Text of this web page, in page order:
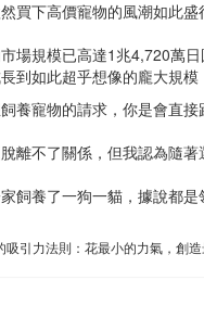
買下高價寵物的風潮如此
場規模已高達1兆4,720萬
到如此超乎想像的龐大規模
養寵物的請求，你是會直
離不了關係，但我認為隨
飼養了一狗一貓，據說都是
吸引力法則：花最小的力氣，創